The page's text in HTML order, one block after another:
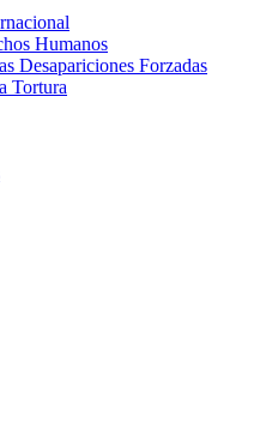
Humanos​
Desapariciones Forzadas
Tortura​